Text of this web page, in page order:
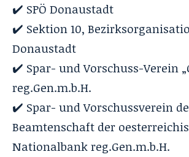
✔️ SPÖ Donaustadt
✔️ Sektion 10,
Donaustadt
✔️ Spar- und Vorschuss-Verein
reg.Gen.m.b.H.
✔️ Spar- und Vorschussverein
Beamtenschaft der
Nationalbank reg.Gen.m.b.H.